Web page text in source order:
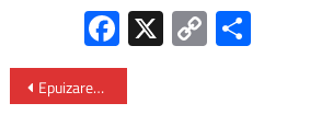
Fa
ce
b
X C
o
Epuizarea digitală: semne, cauze și cum să îți protejezi sănătatea mentală